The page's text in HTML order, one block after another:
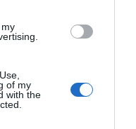
of my
with the